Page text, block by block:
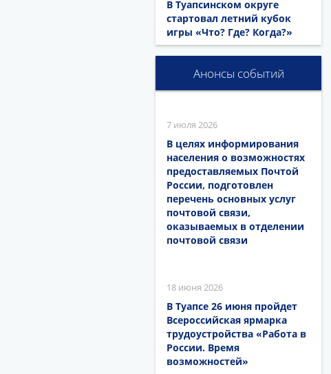
В Туапсинском округе
стартовал летний кубок
игры «Что? Где? Когда?»
Анонсы событий
7 июля 2026
В целях информирования
населения о возможностях
предоставляемых Почтой
России, подготовлен
перечень основных услуг
почтовой связи,
оказываемых в отделении
почтовой связи
18 июня 2026
В Туапсе 26 июня пройдет
Всероссийская ярмарка
трудоустройства «Работа в
России. Время
возможностей»